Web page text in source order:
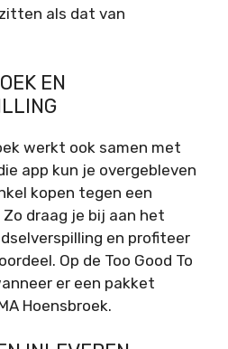
als dat van
EN
werkt ook samen met
app kun je overgebleven
kopen tegen een
draag je bij aan het
en profiteer
Op de Too Good To
er een pakket
Hoensbroek.